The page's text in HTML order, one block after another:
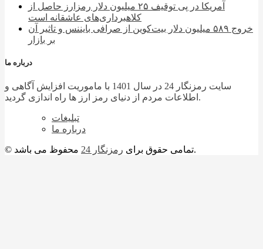
آمریکا در پی توقیف ۲۵ میلیون دلار رمزارز حاصل از
کلاهبرداری‌های عاشقانه است
خروج ۵۸۹ میلیون دلار بیت‌کوین از صرافی بایننس و تاثیر آن
بر بازار
درباره ما
سایت رمزنگار 24 در سال 1401 با ماموریت افزایش آگاهی و
اطلاعات مردم از دنیای رمز ارز ها راه اندازی گردید.
تبلیغات
درباره ما
© تمامی حقوق برای رمزنگار 24 محفوظ می باشد.